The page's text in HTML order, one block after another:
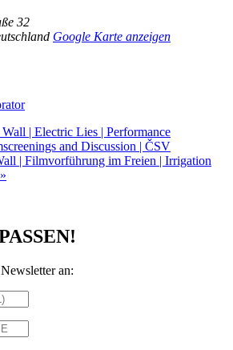
32
Google Karte anzeigen
| Electric Lies | Performance
and Discussion | ČSV
| Filmvorführung im Freien | Irrigation
»
an: